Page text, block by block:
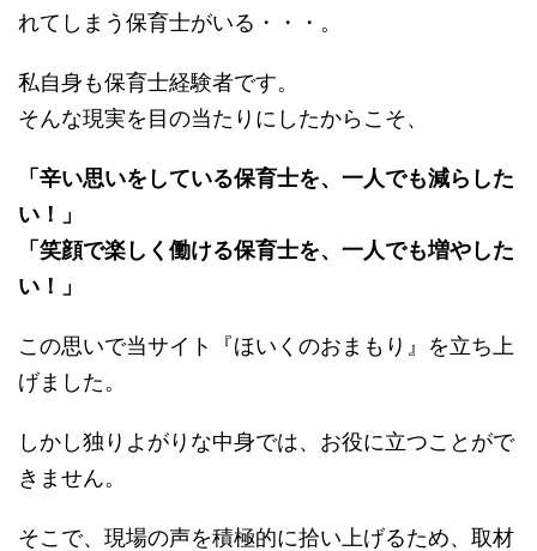
れてしまう保育士がいる・・・。
私自身も保育士経験者です。
そんな現実を目の当たりにしたからこそ、
「辛い思いをしている保育士を、一人でも減らした
い！」
「笑顔で楽しく働ける保育士を、一人でも増やした
い！」
この思いで当サイト『ほいくのおまもり』を立ち上
げました。
しかし独りよがりな中身では、お役に立つことがで
きません。
そこで、現場の声を積極的に拾い上げるため、取材